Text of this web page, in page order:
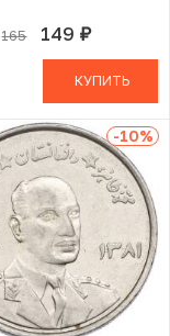
165 149 руб.
В КОРЗИНЕ
КУПИТЬ
-10%